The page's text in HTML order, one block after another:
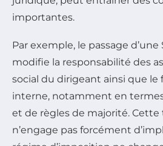
importantes.
Par exemple, le passage d’une
modifie la responsabilité des
social du dirigeant ainsi que
interne, notamment en
et de règles de majorité.
n’engage pas forcément